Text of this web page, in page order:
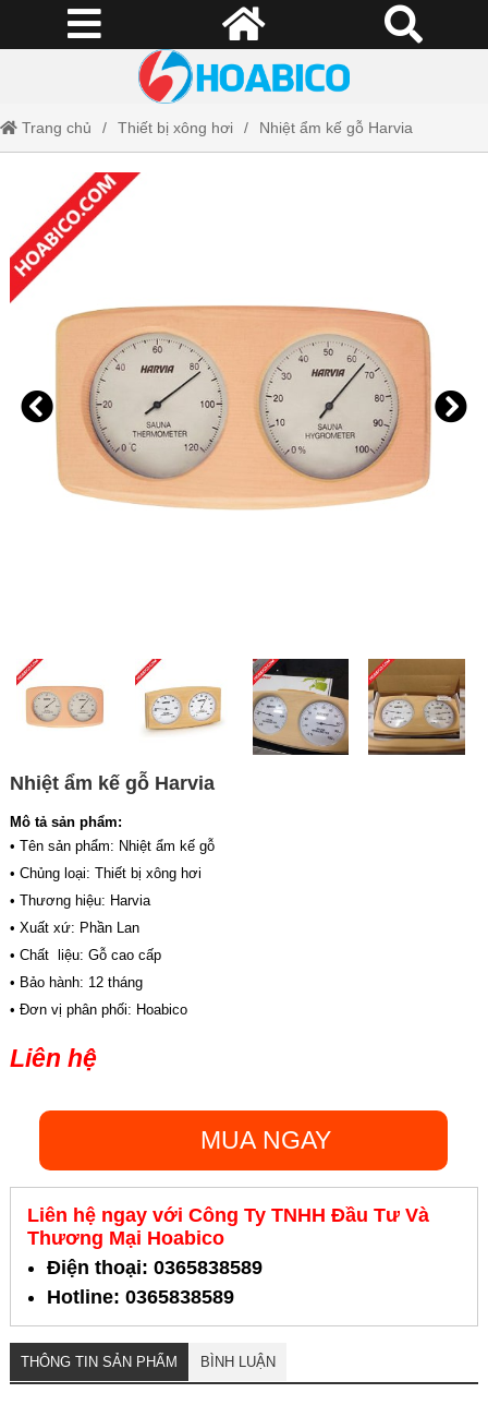
Trang chủ Thiết bị xông hơi Nhiệt ẩm kế gỗ Harvia
Nhiệt ẩm kế gỗ Harvia
Mô tả sản phẩm:
• Tên sản phẩm: Nhiệt ẩm kế gỗ
• Chủng loại: Thiết bị xông hơi
• Thương hiệu: Harvia
• Xuất xứ: Phần Lan
• Chất liệu: Gỗ cao cấp
• Bảo hành: 12 tháng
• Đơn vị phân phối: Hoabico
Liên hệ
MUA NGAY
Liên hệ ngay với Công Ty TNHH Đầu Tư Và
Thương Mại Hoabico
Điện thoại: 0365838589
Hotline: 0365838589
THÔNG TIN SẢN PHẨM BÌNH LUẬN